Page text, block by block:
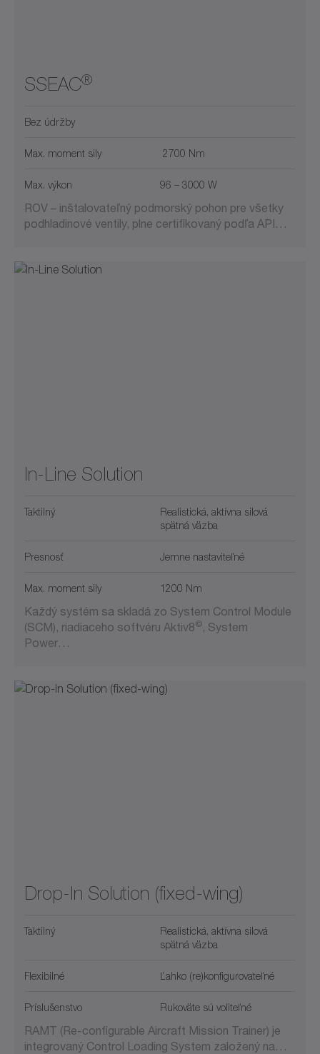
SSEAC®
Bez údržby
Max. moment sily 2700 Nm
Max. výkon 96 – 3000 W
ROV – inštalovateľný podmorský pohon pre všetky
podhladinové ventily, plne certifikovaný podľa API…
In-Line Solution
Taktilný
Realistická, aktívna silová
spätná väzba
Presnosť Jemne nastaviteľné
Max. moment sily 1200 Nm
Každý systém sa skladá zo System Control Module
(SCM), riadiaceho softvéru Aktiv8©, System
Power…
Drop-In Solution (fixed-wing)
Taktilný
Realistická, aktívna silová
spätná väzba
Flexibilné Ľahko (re)konfigurovateľné
Príslušenstvo Rukoväte sú voliteľné
RAMT (Re-configurable Aircraft Mission Trainer) je
integrovaný Control Loading System založený na…